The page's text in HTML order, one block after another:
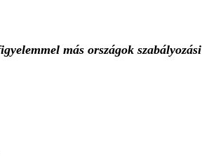
más országok szabályozási